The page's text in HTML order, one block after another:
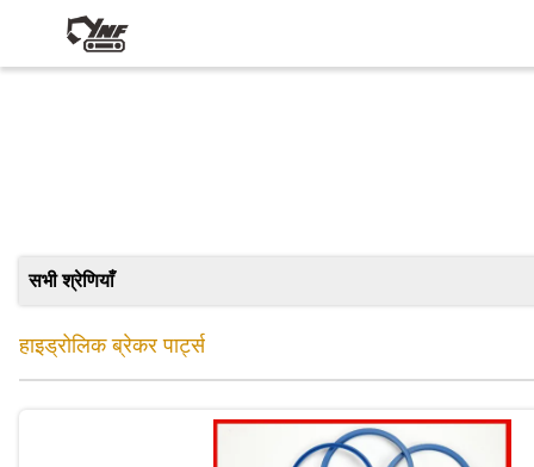
सभी श्रेणियाँ
हाइड्रोलिक ब्रेकर पार्ट्स